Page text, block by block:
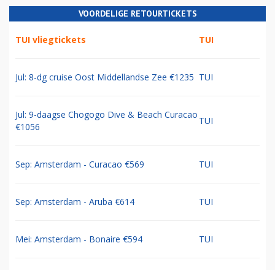
VOORDELIGE RETOURTICKETS
TUI vliegtickets TUI
Jul: 8-dg cruise Oost Middellandse Zee €1235 TUI
Jul: 9-daagse Chogogo Dive & Beach Curacao
€1056
TUI
Sep: Amsterdam - Curacao €569 TUI
Sep: Amsterdam - Aruba €614 TUI
Mei: Amsterdam - Bonaire €594 TUI